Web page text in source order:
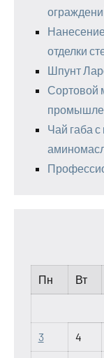
отделки
Шпунт
Сортовой
Чай габа
Пн
Вт
3 4